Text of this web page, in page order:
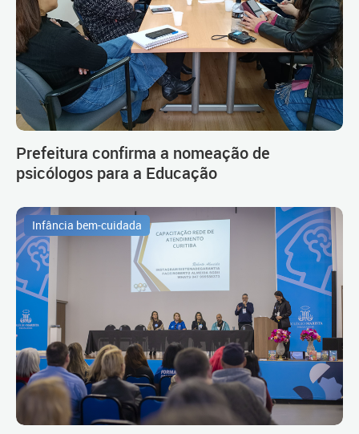
Prefeitura confirma a nomeação de
psicólogos para a Educação
Infância bem-cuidada